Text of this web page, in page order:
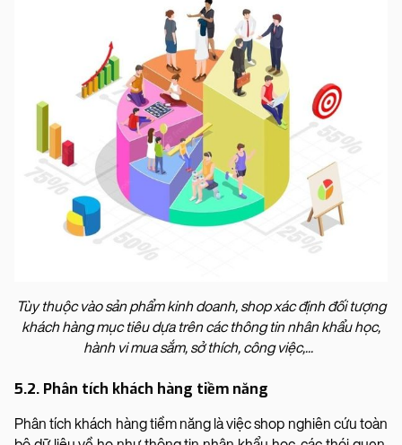
Tùy thuộc vào sản phẩm kinh doanh, shop xác định đối tượng
khách hàng mục tiêu dựa trên các thông tin nhân khẩu học,
hành vi mua sắm, sở thích, công việc,...
5.2. Phân tích khách hàng tiềm năng
Phân tích khách hàng tiềm năng là việc shop nghiên cứu toàn